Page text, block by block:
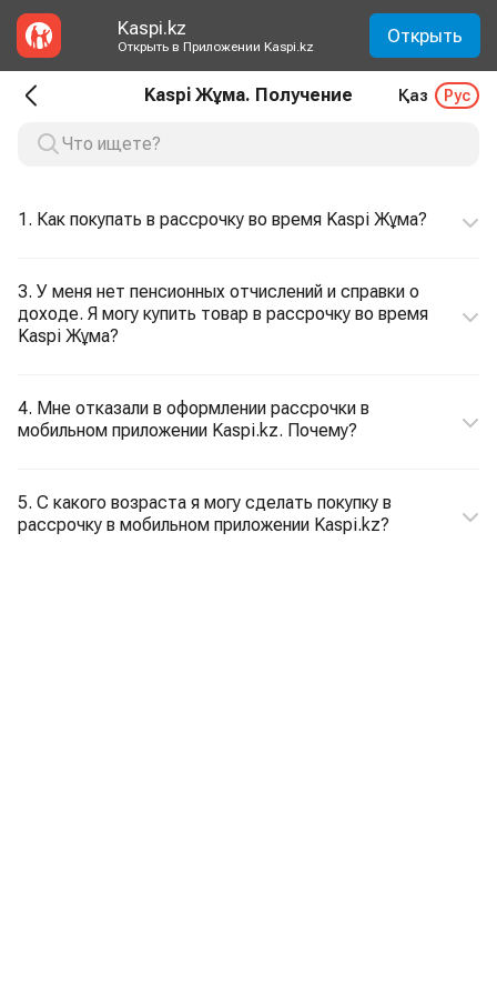
Kaspi.kz
Открыть в Приложении Kaspi.kz Открыть
Kaspi Жұма. Получение Қаз Рус
1. Как покупать в рассрочку во время Kaspi Жұма?
3. У меня нет пенсионных отчислений и справки о
доходе. Я могу купить товар в рассрочку во время
Kaspi Жұма?
4. Мне отказали в оформлении рассрочки в
мобильном приложении Kaspi.kz. Почему?
5. С какого возраста я могу сделать покупку в
рассрочку в мобильном приложении Kaspi.kz?